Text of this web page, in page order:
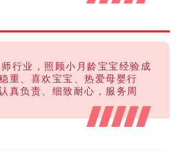
行业，照顾小月龄宝宝经验成
重、喜欢宝宝、热爱母婴行
真负责、细致耐心，服务周